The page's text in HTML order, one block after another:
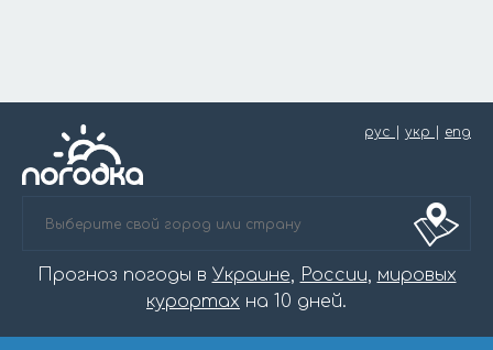
рус укр eng
Прогноз погоды в Украине, России, мировых
курортах на 10 дней.